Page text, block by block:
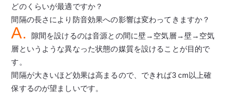
どのくらいが最適ですか？
間隔の長さにより防音効果への影響は変わってきますか？
A.
隙間を設けるのは音源との間に壁→空気層→壁→空気
層というような異なった状態の媒質を設けることが目的で
す。
間隔が大きいほど効果は高まるので、できれば3 cm以上確
保するのが望ましいです。